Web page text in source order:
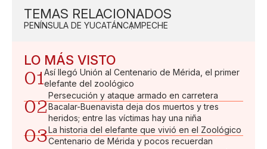
TEMAS RELACIONADOS
PENÍNSULA DE YUCATÁNCAMPECHE
LO MÁS VISTO
01Así llegó Unión al Centenario de Mérida, el primer
elefante del zoológico
02
Persecución y ataque armado en carretera
Bacalar-Buenavista deja dos muertos y tres
heridos; entre las víctimas hay una niña
03La historia del elefante que vivió en el Zoológico
Centenario de Mérida y pocos recuerdan